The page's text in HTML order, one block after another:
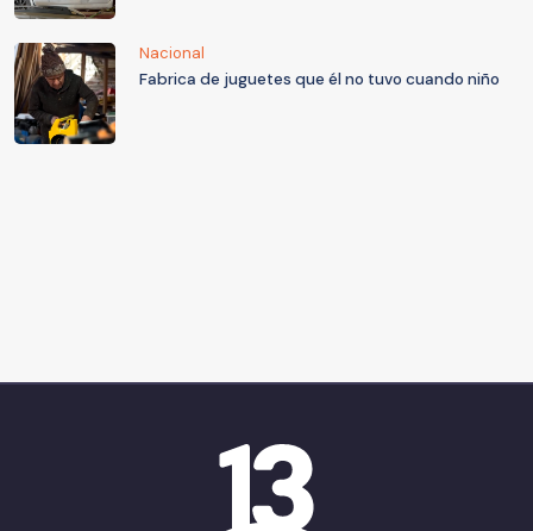
Nacional
Fabrica de juguetes que él no tuvo cuando niño